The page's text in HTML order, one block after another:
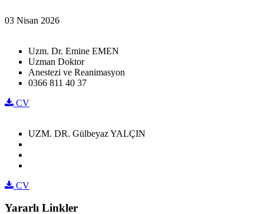
03 Nisan 2026
Uzm. Dr. Emine EMEN
Uzman Doktor
Anestezi ve Reanimasyon
0366 811 40 37
CV
UZM. DR. Gülbeyaz YALÇIN
CV
Yararlı Linkler